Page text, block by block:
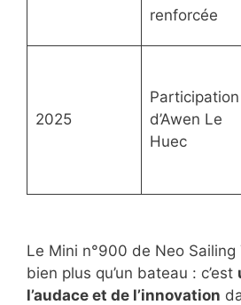
renforcée
2025
Participation
d’Awen Le
Huec
Le Mini n°900 de Neo
bien plus qu’un bateau : c’est
l’audace et de l’innovation